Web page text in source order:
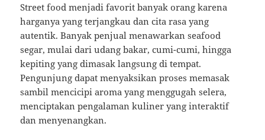
Street food menjadi favorit banyak orang karena
harganya yang terjangkau dan cita rasa yang
autentik. Banyak penjual menawarkan seafood
segar, mulai dari udang bakar, cumi-cumi, hingga
kepiting yang dimasak langsung di tempat.
Pengunjung dapat menyaksikan proses memasak
sambil mencicipi aroma yang menggugah selera,
menciptakan pengalaman kuliner yang interaktif
dan menyenangkan.